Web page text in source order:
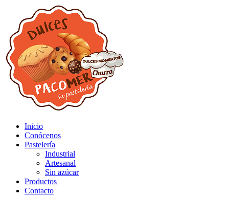
Inicio
Conócenos
Pastelería
Industrial
Artesanal
Sin azúcar
Productos
Contacto